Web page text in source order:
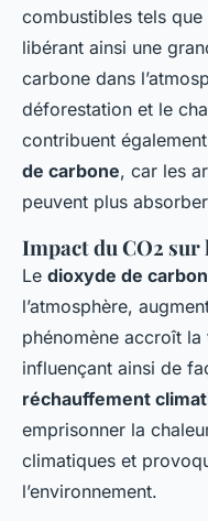
combustibles tels
libérant ainsi une
carbone dans
déforestation et le
contribuent
de carbone, car les
peuvent plus
Impact du CO2
Le dioxyde de
l’atmosphère,
phénomène accroît
influençant ainsi de
réchauffement
emprisonner la
climatiques et
l’environnement.